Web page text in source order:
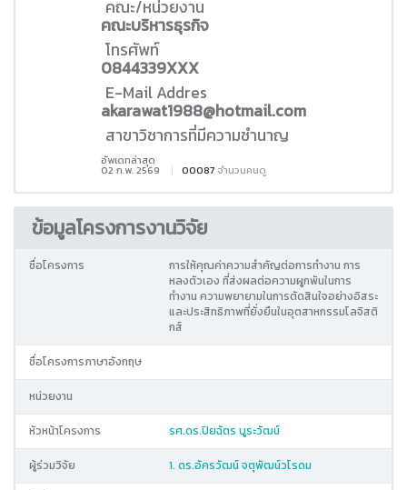
คณะ/หน่วยงาน
คณะบริหารธุรกิจ
โทรศัพท์
0844339XXX
E-Mail Addres
akarawat1988@hotmail.com
สาขาวิชาการที่มีความชำนาญ
อัพเดทล่าสุด
02 ก.พ. 2569 00087จำนวนคนดู
ข้อมูลโครงการงานวิจัย
ชื่อโครงการ
การให้คุณค่าความสำคัญต่อการทำงาน การ
หลงตัวเอง ที่ส่งผลต่อความผูกพันในการ
ทำงาน ความพยายามในการตัดสินใจอย่างอิสระ
และประสิทธิภาพที่ยั่งยืนในอุตสาหกรรมโลจิสติ
กส์
ชื่อโครงการภาษาอังกฤษ
หน่วยงาน
หัวหน้าโครงการ รศ.ดร.ปิยฉัตร บูระวัฒน์
ผู้ร่วมวิจัย 1. ดร.อัครวัฒน์ จตุพัฒน์วโรดม